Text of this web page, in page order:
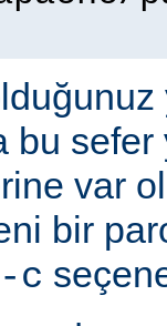
bu
var
bir
-c